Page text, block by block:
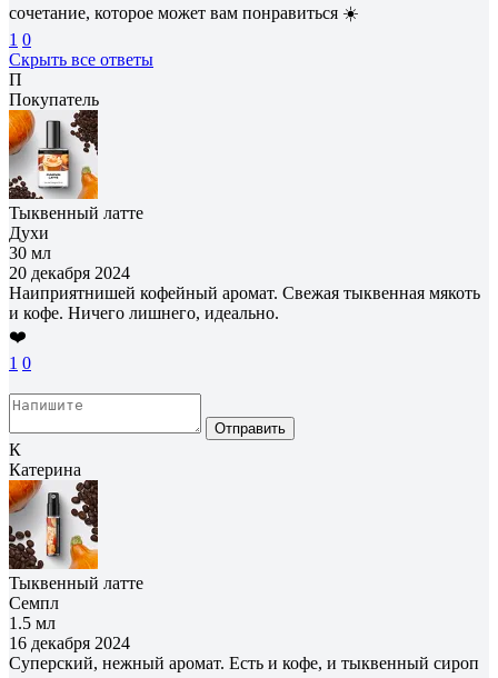
сочетание, которое может вам понравиться ☀️
1 0
Скрыть все ответы
П
Покупатель
Тыквенный латте
Духи
30 мл
20 декабря 2024
Наиприятнишей кофейный аромат. Свежая тыквенная мякоть
и кофе. Ничего лишнего, идеально.
❤️
1 0
Отправить
К
Катерина
Тыквенный латте
Семпл
1.5 мл
16 декабря 2024
Суперский, нежный аромат. Есть и кофе, и тыквенный сироп